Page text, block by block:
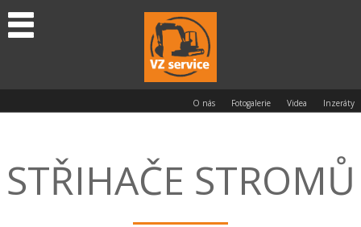
O nás Fotogalerie Videa Inzeráty
STŘIHAČE STROMŮ